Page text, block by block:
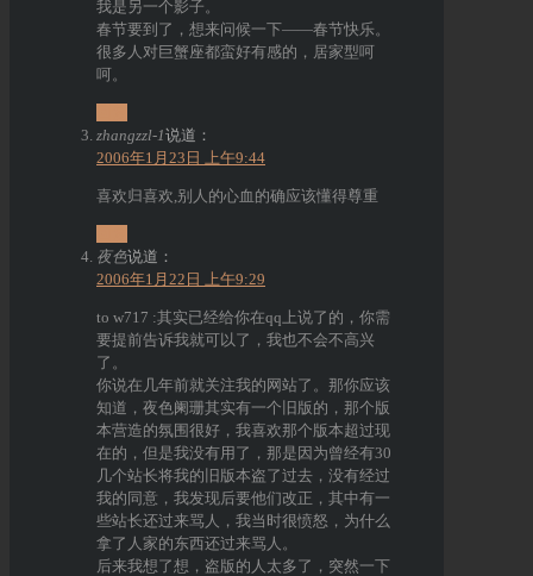
我是另一个影子。
春节要到了，想来问候一下——春节快乐。
很多人对巨蟹座都蛮好有感的，居家型呵
呵。
zhangzzl-1说道：
2006年1月23日 上午9:44
喜欢归喜欢,别人的心血的确应该懂得尊重
夜色说道：
2006年1月22日 上午9:29
to w717 :其实已经给你在qq上说了的，你需
要提前告诉我就可以了，我也不会不高兴
了。
你说在几年前就关注我的网站了。那你应该
知道，夜色阑珊其实有一个旧版的，那个版
本营造的氛围很好，我喜欢那个版本超过现
在的，但是我没有用了，那是因为曾经有30
几个站长将我的旧版本盗了过去，没有经过
我的同意，我发现后要他们改正，其中有一
些站长还过来骂人，我当时很愤怒，为什么
拿了人家的东西还过来骂人。
后来我想了想，盗版的人太多了，突然一下